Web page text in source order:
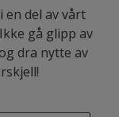
en del av vårt
gå glipp av
dra nytte av